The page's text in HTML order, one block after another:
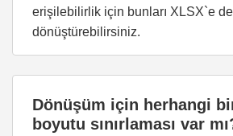
erişilebilirlik için bunları XLSX`e de
dönüştürebilirsiniz.
Dönüşüm için herhangi
boyutu sınırlaması var